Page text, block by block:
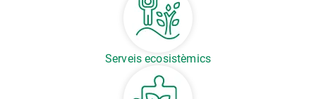
Serveis ecosistèmics